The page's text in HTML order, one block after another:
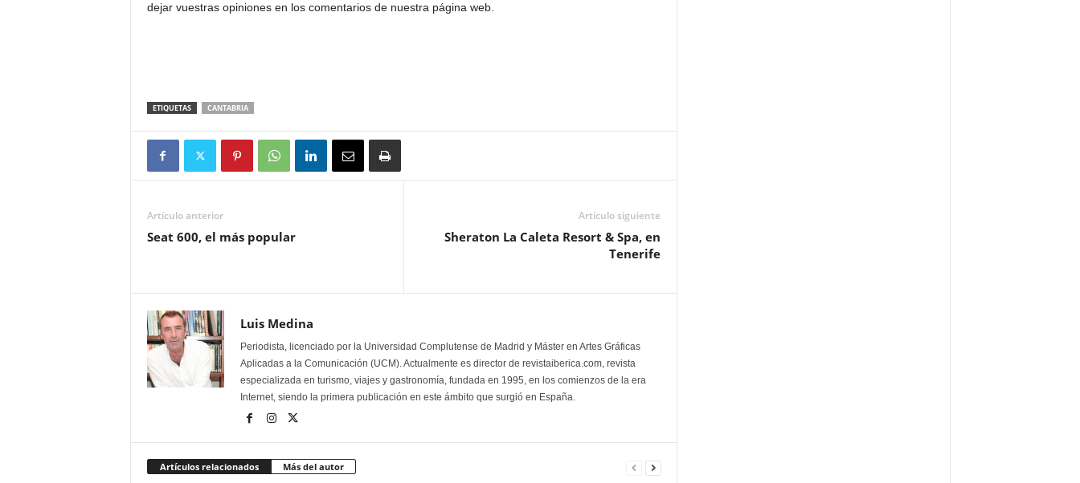
dejar vuestras opiniones en los comentarios de nuestra página web.
ETIQUETAS CANTABRIA
Artículo anterior
Seat 600, el más popular
Artículo siguiente
Sheraton La Caleta Resort & Spa, en
Tenerife
Luis Medina
Periodista, licenciado por la Universidad Complutense de Madrid y Máster en Artes Gráficas
Aplicadas a la Comunicación (UCM). Actualmente es director de revistaiberica.com, revista
especializada en turismo, viajes y gastronomía, fundada en 1995, en los comienzos de la era
Internet, siendo la primera publicación en este ámbito que surgió en España.
Artículos relacionados Más del autor